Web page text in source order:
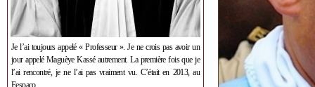
Je l’ai toujours appelé « Professeur ». Je ne crois pas avoir un
jour appelé Maguèye Kassé autrement. La première fois que je
l’ai rencontré, je ne l’ai pas vraiment vu. C’était en 2013, au
Fespaco.